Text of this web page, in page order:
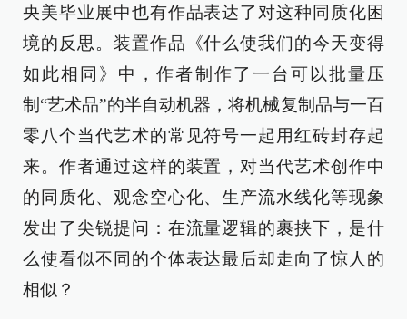
央美毕业展中也有作品表达了对这种同质化困
境的反思。装置作品《什么使我们的今天变得
如此相同》中，作者制作了一台可以批量压
制“艺术品”的半自动机器，将机械复制品与一百
零八个当代艺术的常见符号一起用红砖封存起
来。作者通过这样的装置，对当代艺术创作中
的同质化、观念空心化、生产流水线化等现象
发出了尖锐提问：在流量逻辑的裹挟下，是什
么使看似不同的个体表达最后却走向了惊人的
相似？